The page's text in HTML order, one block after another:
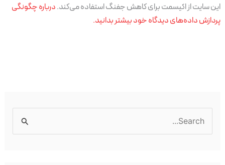
این سایت از اکیسمت برای کاهش جفنگ استفاده می‌کند.درباره چگونگی
پردازش داده‌های دیدگاه خود بیشتر بدانید.